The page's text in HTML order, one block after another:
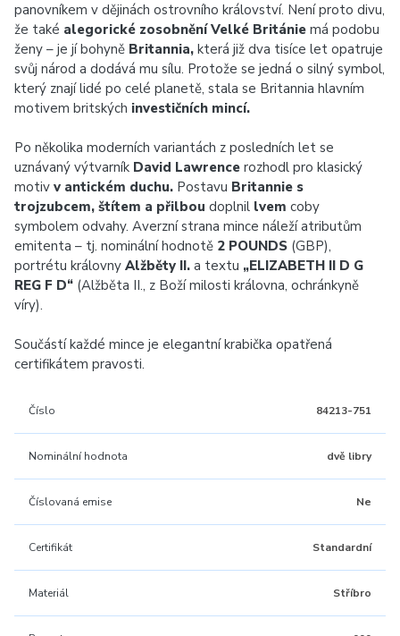
panovníkem v dějinách ostrovního království. Není proto divu,
že také alegorické zosobnění Velké Británie má podobu
ženy – je jí bohyně Britannia, která již dva tisíce let opatruje
svůj národ a dodává mu sílu. Protože se jedná o silný symbol,
který znají lidé po celé planetě, stala se Britannia hlavním
motivem britských investičních mincí.
Po několika moderních variantách z posledních let se
uznávaný výtvarník David Lawrence rozhodl pro klasický
motiv v antickém duchu. Postavu Britannie s
trojzubcem, štítem a přilbou doplnil lvem coby
symbolem odvahy. Averzní strana mince náleží atributům
emitenta – tj. nominální hodnotě 2 POUNDS (GBP),
portrétu královny Alžběty II. a textu „ELIZABETH II D G
REG F D“ (Alžběta II., z Boží milosti královna, ochránkyně
víry).
Součástí každé mince je elegantní krabička opatřená
certifikátem pravosti.
Číslo 84213-751
Nominální hodnota dvě libry
Číslovaná emise Ne
Certifikát Standardní
Materiál Stříbro